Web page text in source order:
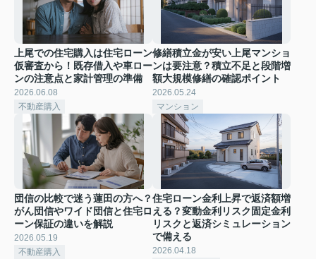
上尾での住宅購入は住宅ローン
仮審査から！既存借入や車ロー
ンの注意点と家計管理の準備
2026.06.08
不動産購入
修繕積立金が安い上尾マンショ
ンは要注意？積立不足と段階増
額大規模修繕の確認ポイント
2026.05.24
マンション
団信の比較で迷う蓮田の方へ？
がん団信やワイド団信と住宅ロ
ーン保証の違いを解説
2026.05.19
不動産購入
住宅ローン金利上昇で返済額増
える？変動金利リスク固定金利
リスクと返済シミュレーション
で備える
2026.04.18